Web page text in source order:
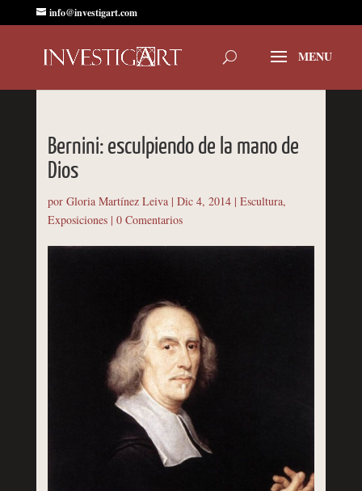
info@investigart.com
Bernini: esculpiendo de la mano de
Dios
por Gloria Martínez Leiva| Dic 4, 2014| Escultura,
Exposiciones| 0 Comentarios